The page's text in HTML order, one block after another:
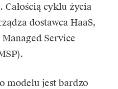
Całością cyklu życia
dostawca HaaS,
Service
modelu jest bardzo